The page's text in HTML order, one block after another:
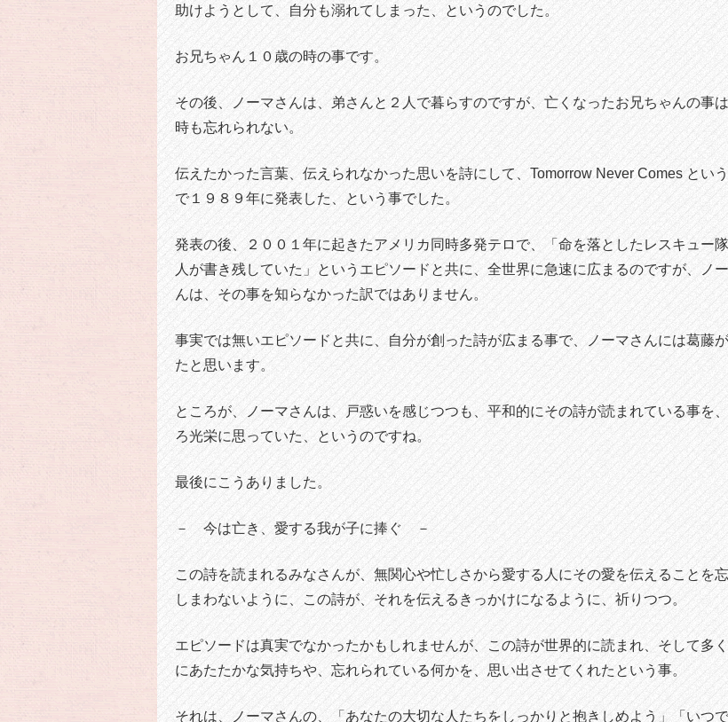
助けようとして、自分も溺れてしまった、というのでした。
お兄ちゃん１０歳の時の事です。
その後、ノーマさんは、弟さんと２人で暮らすのですが、亡くなったお兄ちゃんの事
時も忘れられない。
伝えたかった言葉、伝えられなかった思いを詩にして、Tomorrow Never Comes とい
で１９８９年に発表した、という事でした。
発表の後、２００１年に起きたアメリカ同時多発テロで、「命を落としたレスキュー
人が書き残していた」というエピソードと共に、全世界に急速に広まるのですが、ノ
んは、その事を知らなかった訳ではありません。
事実では無いエピソードと共に、自分が創った詩が広まる事で、ノーマさんには葛藤
たと思います。
ところが、ノーマさんは、戸惑いを感じつつも、平和的にその詩が読まれている事を
ろ光栄に思っていた、というのですね。
最後にこうありました。
－ 今は亡き、愛する我が子に捧ぐ －
この詩を読まれるみなさんが、無関心や忙しさから愛する人にその愛を伝えることを
しまわないように、この詩が、それを伝えるきっかけになるように、祈りつつ。
エピソードは真実でなかったかもしれませんが、この詩が世界的に読まれ、そして多
にあたたかな気持ちや、忘れられている何かを、思い出させてくれたという事。
それは、ノーマさんの、「あなたの大切な人たちをしっかりと抱きしめよう」「いつ